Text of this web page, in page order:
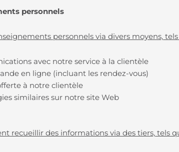
personnels
personnels via divers moyens,
avec notre service à la clientèle
en ligne (incluant les rendez-vous)
à notre clientèle
similaires sur notre site Web
recueillir des informations via des tiers, tels